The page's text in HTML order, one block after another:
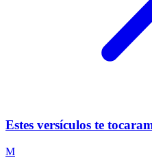
Estes versículos te
M